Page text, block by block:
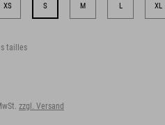
XS S M L XL
tailles
zzgl. Versand